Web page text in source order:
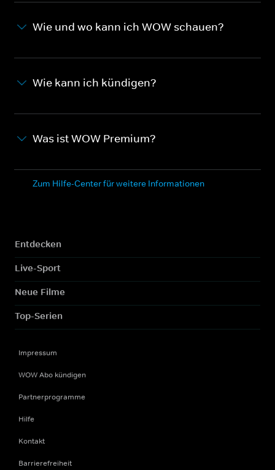
Wie und wo kann ich WOW schauen?
Wie kann ich kündigen?
Was ist WOW Premium?
Zum Hilfe-Center für weitere Informationen
Entdecken
Live-Sport
Neue Filme
Top-Serien
Impressum
WOW Abo kündigen
Partnerprogramme
Hilfe
Kontakt
Barrierefreiheit